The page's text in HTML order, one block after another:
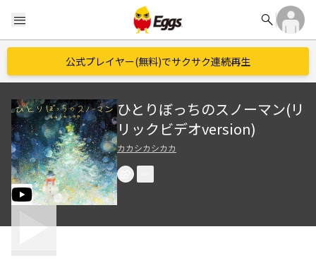
menu search
公式プレイヤー(無料)でサクサク連続再生
ひとりぼっちのスノーマン(リ
リックビデオversion)
カカシカシカカ